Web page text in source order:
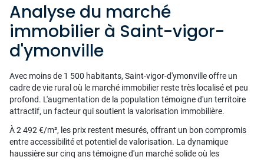
Analyse du marché
immobilier à Saint-vigor-
d'ymonville
Avec moins de 1 500 habitants, Saint-vigor-d'ymonville offre un
cadre de vie rural où le marché immobilier reste très localisé et peu
profond. L'augmentation de la population témoigne d'un territoire
attractif, un facteur qui soutient la valorisation immobilière.
À 2 492 €/m², les prix restent mesurés, offrant un bon compromis
entre accessibilité et potentiel de valorisation. La dynamique
haussière sur cinq ans témoigne d'un marché solide où les